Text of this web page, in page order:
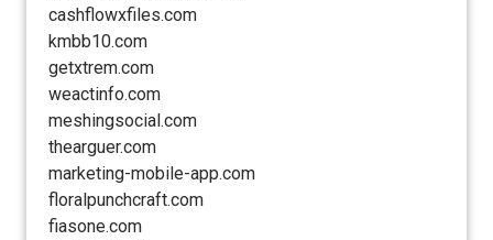
cashflowxfiles.com
kmbb10.com
getxtrem.com
weactinfo.com
meshingsocial.com
thearguer.com
marketing-mobile-app.com
floralpunchcraft.com
fiasone.com